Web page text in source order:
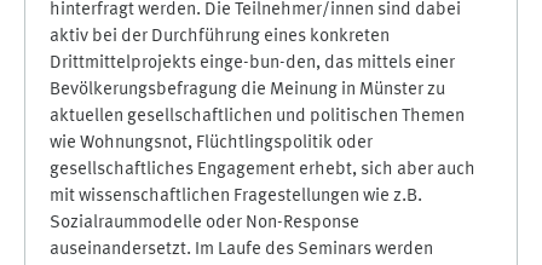
hinterfragt werden. Die Teilnehmer/innen sind dabei
aktiv bei der Durchführung eines konkreten
Drittmittelprojekts einge-bun-den, das mittels einer
Bevölkerungsbefragung die Meinung in Münster zu
aktuellen gesellschaftlichen und politischen Themen
wie Wohnungsnot, Flüchtlingspolitik oder
gesellschaftliches Engagement erhebt, sich aber auch
mit wissenschaftlichen Fragestellungen wie z.B.
Sozialraummodelle oder Non-Response
auseinandersetzt. Im Laufe des Seminars werden